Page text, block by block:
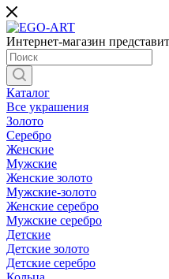
Интернет-магазин
Каталог
Все украшения
Золото
Серебро
Женские
Мужские
Женские золото
Мужские-золото
Женские серебро
Мужские серебро
Детские
Детские золото
Детские серебро